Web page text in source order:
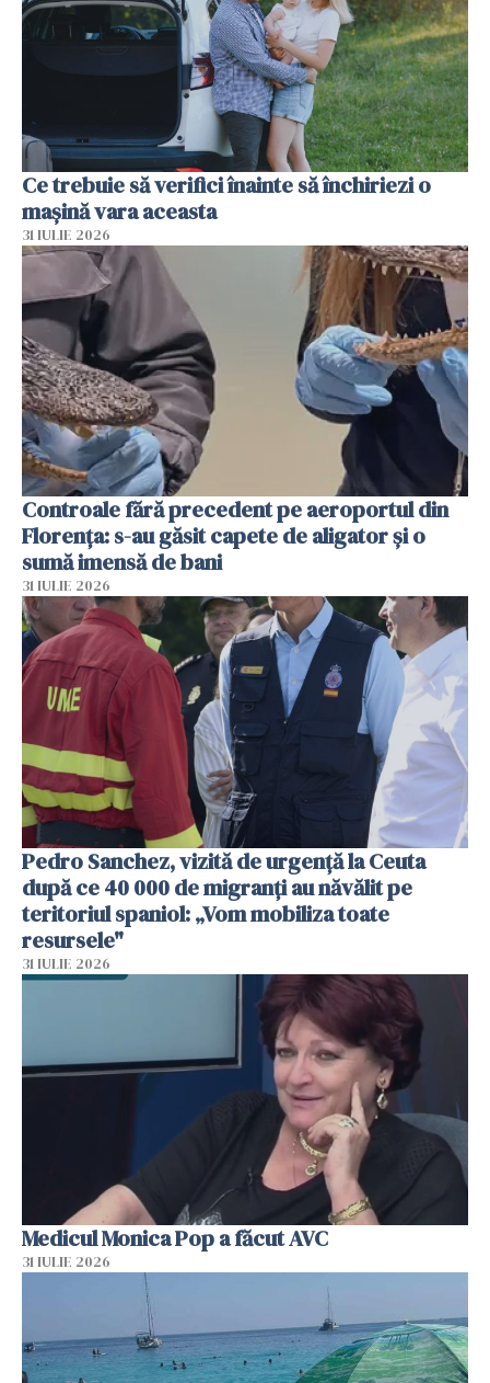
Ce trebuie să verifici înainte să închiriezi o
mașină vara aceasta
31 IULIE 2026
Controale fără precedent pe aeroportul din
Florența: s-au găsit capete de aligator și o
sumă imensă de bani
31 IULIE 2026
Pedro Sanchez, vizită de urgență la Ceuta
după ce 40 000 de migranți au năvălit pe
teritoriul spaniol: „Vom mobiliza toate
resursele"
31 IULIE 2026
Medicul Monica Pop a făcut AVC
31 IULIE 2026